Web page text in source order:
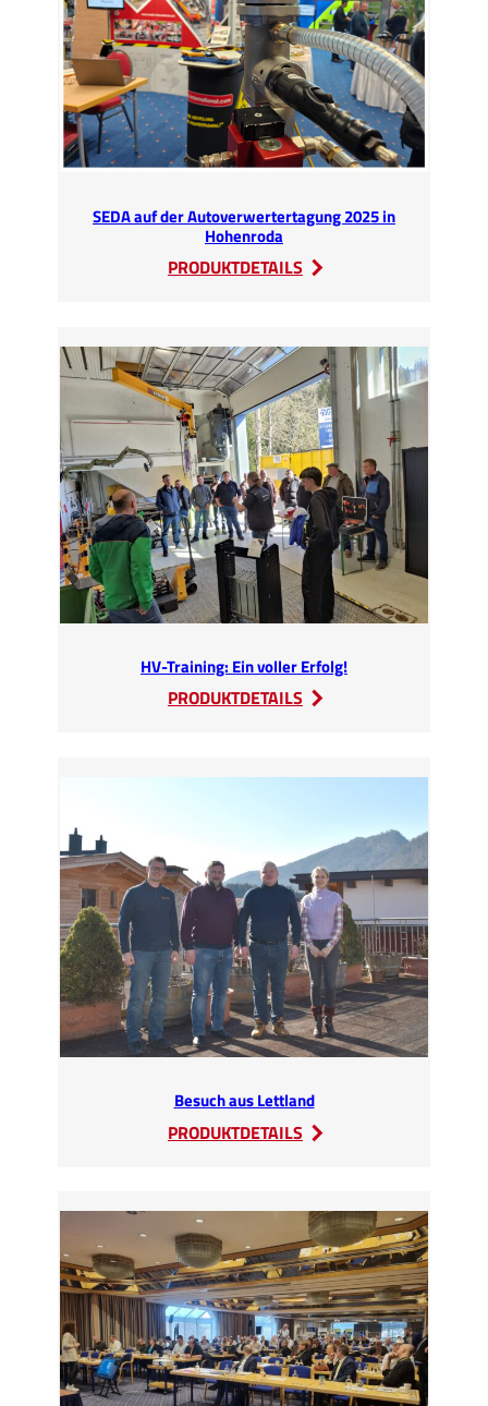
SEDA auf der Autoverwertertagung 2025 in
Hohenroda
PRODUKTDETAILS
:
der
Autoverwertertagung
2025
in
Hohenroda
HV-Training: Ein voller Erfolg!
PRODUKTDETAILS
:
Ein
Besuch aus Lettland
PRODUKTDETAILS
:
Lettland